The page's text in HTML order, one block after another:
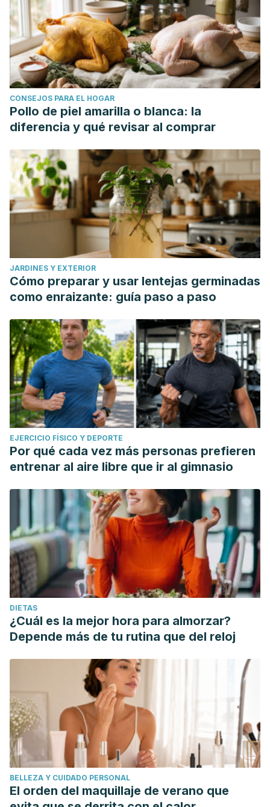
CONSEJOS PARA EL HOGAR
Pollo de piel amarilla o blanca: la
diferencia y qué revisar al comprar
JARDINES Y EXTERIOR
Cómo preparar y usar lentejas germinadas
como enraizante: guía paso a paso
EJERCICIO FÍSICO Y DEPORTE
Por qué cada vez más personas prefieren
entrenar al aire libre que ir al gimnasio
DIETAS
¿Cuál es la mejor hora para almorzar?
Depende más de tu rutina que del reloj
BELLEZA Y CUIDADO PERSONAL
El orden del maquillaje de verano que